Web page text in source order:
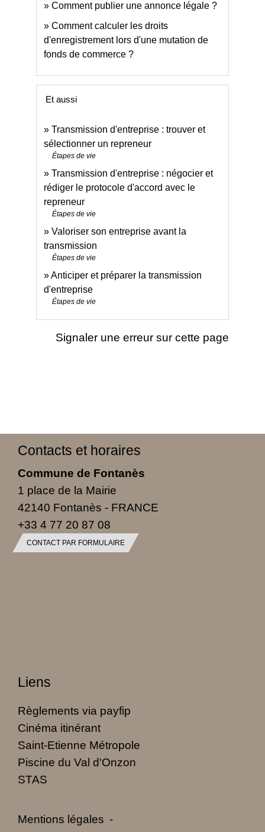
Comment publier une annonce légale ?
Comment calculer les droits
d'enregistrement lors d'une mutation de
fonds de commerce ?
Et aussi
Transmission d'entreprise : trouver et
sélectionner un repreneur
Étapes de vie
Transmission d'entreprise : négocier et
rédiger le protocole d'accord avec le
repreneur
Étapes de vie
Valoriser son entreprise avant la
transmission
Étapes de vie
Anticiper et préparer la transmission
d'entreprise
Étapes de vie
Signaler une erreur sur cette page
Contacts et horaires
Commune de Fontanès
1 place de la Mairie
42140 Fontanès - FRANCE
+33 4 77 20 87 08
CONTACT PAR FORMULAIRE
Liens
Règlements via payfip
Cinéma itinérant
Saint-Etienne Métropole
Piscine du Val d'Onzon
STAS
Mentions légales -